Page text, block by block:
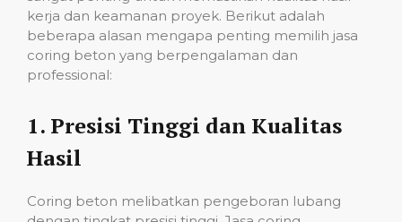
kerja dan keamanan proyek. Berikut adalah
beberapa alasan mengapa penting memilih jasa
coring beton yang berpengalaman dan
professional:
1. Presisi Tinggi dan Kualitas
Hasil
Coring beton melibatkan pengeboran lubang